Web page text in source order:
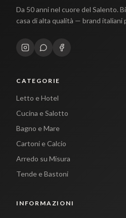
Da 50 anni nel cuore del Salento.
casa di alta qualità — brand italiani
CATEGORIE
Letto e Hotel
Cucina e Salotto
Bagno e Mare
Cartoni e Calcio
Arredo su Misura
Tende e Bastoni
INFORMAZIONI